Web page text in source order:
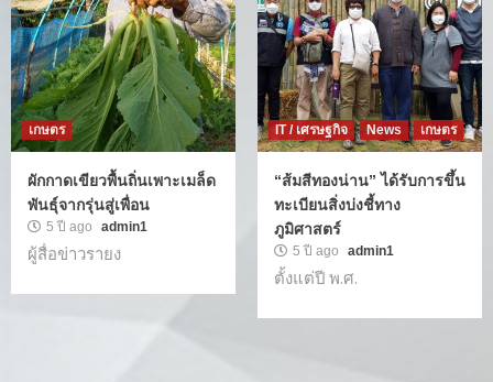
เกษตร
ผักกาดเขียวพื้นถิ่นเพาะเมล็ด
พันธุ์จากรุ่นสู่เพื่อน
5 ปี ago admin1
ผู้สื่อข่าวรายง
IT / เศรษฐกิจ News เกษตร
“ส้มสีทองน่าน” ได้รับการขึ้น
ทะเบียนสิ่งบ่งชี้ทาง
ภูมิศาสตร์
5 ปี ago admin1
ตั้งแต่ปี พ.ศ.